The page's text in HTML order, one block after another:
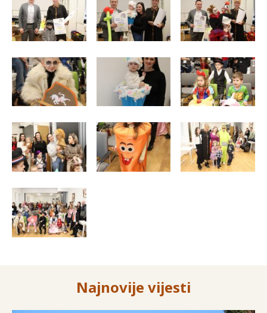
Najnovije vijesti